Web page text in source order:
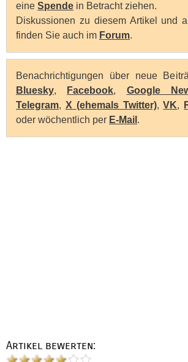
eine Spende in Betracht ziehen.
Diskussionen zu diesem Artikel und
finden Sie auch im Forum.
Benachrichtigungen über neue
Bluesky, Facebook, Google
Telegram, X (ehemals Twitter),VK,
oder wöchentlich per E-Mail .
Artikel bewerten: